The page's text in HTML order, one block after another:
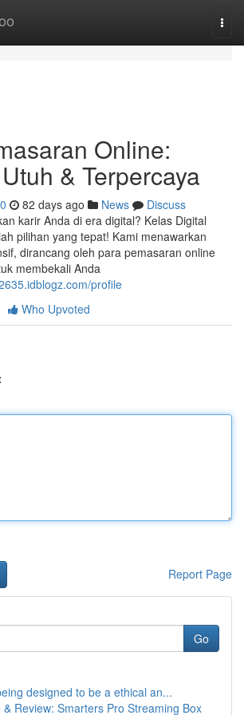
Online:
& Terpercaya
82 days ago News
Discuss
karir Anda di era digital? Kelas Digital
pilihan yang tepat! Kami menawarkan
dirancang oleh para pemasaran online
membekali Anda
profile
Who Upvoted
Report Page
Go
designed to be a ethical an...
& Review: Smarters Pro Streaming Box